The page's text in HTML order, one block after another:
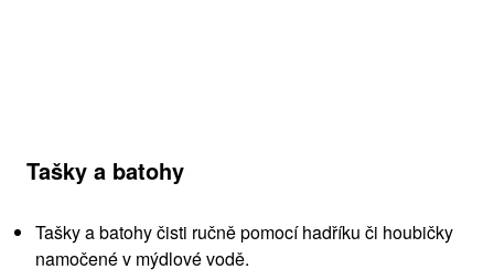
Tašky a batohy
Tašky a batohy čisti ručně pomocí hadříku či houbičky
namočené v mýdlové vodě.